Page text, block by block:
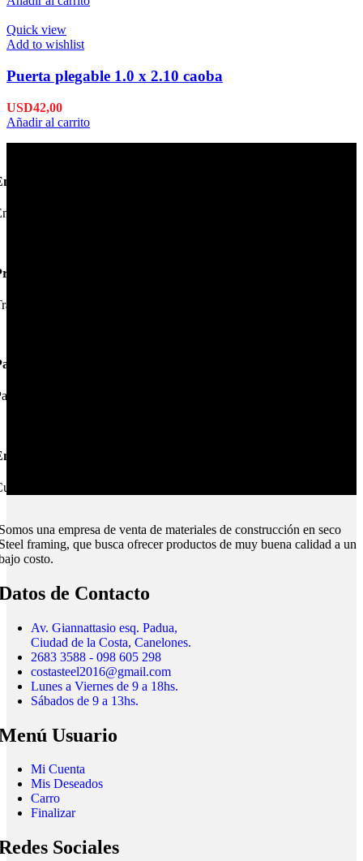
Quick view
Add to wishlist
Puerta plegable 1.0 x 2.10 caoba
USD42,00
Añadir al carrito
en 24hs
su pedido en 24hs.
de Calidad
las mejores marcas.
Seguros.
online en nuestra web.
Montevideo e Interior.
todo el país.
una empresa de venta de materiales de construcción en seco
framing, que busca ofrecer productos de muy buena calidad a un
costo.
de Contacto
Av. Giannattasio esq. Padua,
Ciudad de la Costa, Canelones.
2683 3588 - 098 605 298
costasteel2016@gmail.com
Lunes a Viernes de 9 a 18hs.
Sábados de 9 a 13hs.
Usuario
Mi Cuenta
Mis Deseados
Carro
Finalizar
Sociales